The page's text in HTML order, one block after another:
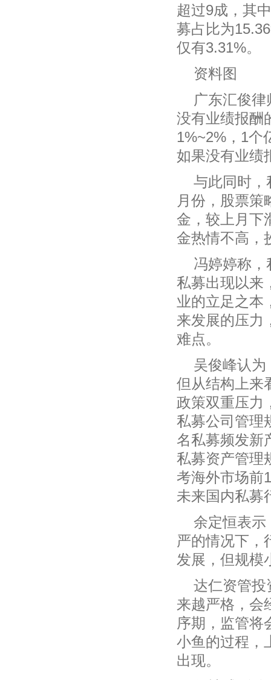
超过9成，其
募占比为
仅有3.31%。
资料图
广东汇俊
没有业绩报酬
1%~2%，1个
如果没有业绩
与此同时，
月份，股票策
金，较上月下
金热情不高，
冯婷婷称
私募出现以来
业的立足之本
来发展的压力
难点。
吴俊峰认为
但从结构上来
政策双重压力
私募公司管理
名私募频发新
私募资产管理
考海外市场前
未来国内私募
余定恒表示
严的情况下，
发展，但规模
达仁资管投
来越严格，会
序期，监管将
小鱼的过程，
出现。